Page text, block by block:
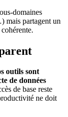
domaines
mais partagent un
outils sont
de données
de base reste
ne doit